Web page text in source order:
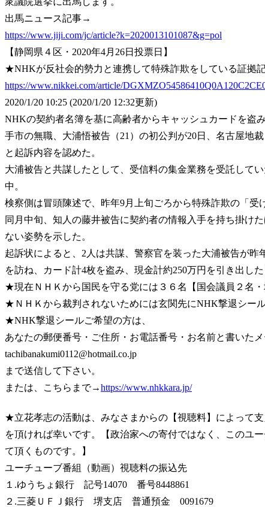
出馬ニュース記事→
https://www.jiji.com/jc/article?k=2020013101087&g=pol
【静岡県４区・2020年4月26日投票日】
★NHKが反社会的勢力と連携して特殊詐欺をしている証拠
https://www.nikkei.com/article/
2020/1/20 10:25 (2020/1/20 12:32更新)
NHKの契約者名簿を基に高齢者からキャッシュカードを盗
手市の無職、大浦悟被告（21）の初公判が20日、名古屋地
と起訴内容を認めた。
大浦被告と共謀したとして、受信料の集金業務を受託して
中。
検察側は冒頭陳述で、昨年9月上旬ごろから特殊詐欺の「受
同月中旬、知人の藤井被告に契約者の情報入手を持ち掛け
ない姿勢を示した。
起訴状によると、2人は共謀、警察官を装った大浦被告が
を訪ね、カード計4枚を盗み、現金計約250万円を引き出した
★現在ＮＨＫから国民を守る党には３６名【国会議員２名
★ＮＨＫから裁判されないためには玄関先にNHK撃退シー
★NHK撃退シールご希望の方は、
あなたの郵便番号・ご住所・お電話番号・お名前と書いた
tachibanakumi0112@hotmail.co.jp
まで送信して下さい。
または、こちらまで→https://www.nhkkara.jp/
★立花孝志の活動は、みなさまからの【視聴料】によって
を頂ければ幸いです。【政治家への寄付ではなく、このユ
て頂くものです。】
ユーチューブ番組（動画）視聴料の振込先
１.ゆうちょ銀行 記号14070 番号8448861
２.三菱ＵＦＪ銀行 堺支店 普通預金 0091679